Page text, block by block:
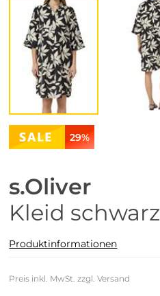
29%
s.Oliver
Kleid schwarz
Produktinformationen
Preis inkl. MwSt. zzgl. Versand